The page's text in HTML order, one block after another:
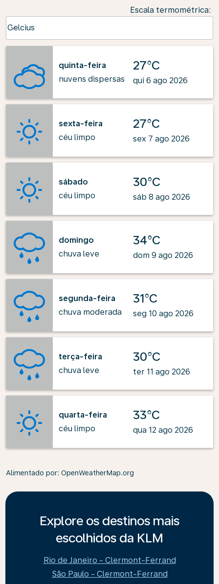
Escala termométrica:
Celcius
keyboard_arrow_down
quinta-feira
nuvens dispersas
27°C
qui 6 ago 2026
sexta-feira
céu limpo
27°C
sex 7 ago 2026
sábado
céu limpo
30°C
sáb 8 ago 2026
domingo
chuva leve
34°C
dom 9 ago 2026
segunda-feira
chuva moderada
31°C
seg 10 ago 2026
terça-feira
chuva leve
30°C
ter 11 ago 2026
quarta-feira
céu limpo
33°C
qua 12 ago 2026
Alimentado por: OpenWeatherMap.org
Explore os destinos mais
escolhidos da KLM
Rio de Janeiro - Clermont-Ferrand
São Paulo - Clermont-Ferrand